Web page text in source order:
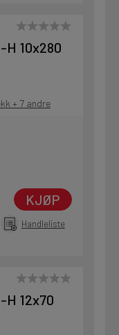
H 10x280
+ 7 andre
KJØP
Handleliste
H 12x70